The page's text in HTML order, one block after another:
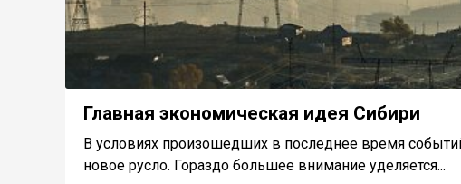
Главная экономическая идея Сибири
В условиях произошедших в последнее время
новое русло. Гораздо большее внимание уделяется...